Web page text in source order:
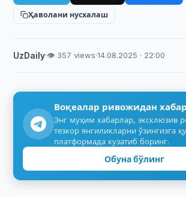
Ҳаволани нусхалаш
UzDaily·👁 357 views·14.08.2025 · 22:00
Воқеалар ривожидан
Энг муҳим хабарлар, эксклюзив
тезкор янгиликларни ўзингизга
платформада кузатиб боринг.
Обуна бўлинг